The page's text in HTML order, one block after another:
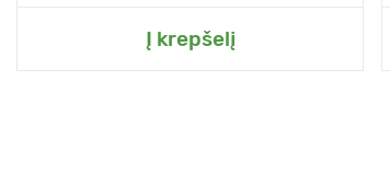
Į krepšelį